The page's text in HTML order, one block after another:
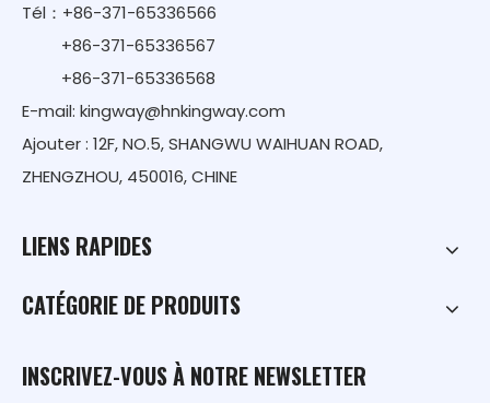
Tél：+86-371-65336566
+86-371-65336567
+86-371-65336568
E-mail: kingway@hnkingway.com
Ajouter : 12F, NO.5, SHANGWU WAIHUAN ROAD,
ZHENGZHOU, 450016, CHINE
LIENS RAPIDES
CATÉGORIE DE PRODUITS
INSCRIVEZ-VOUS À NOTRE NEWSLETTER